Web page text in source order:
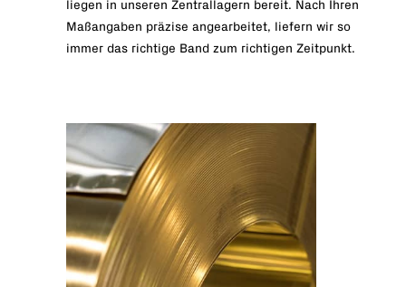
liegen in unseren Zentrallagern bereit. Nach Ihren
Maßangaben präzise angearbeitet, liefern wir so
immer das richtige Band zum richtigen Zeitpunkt.